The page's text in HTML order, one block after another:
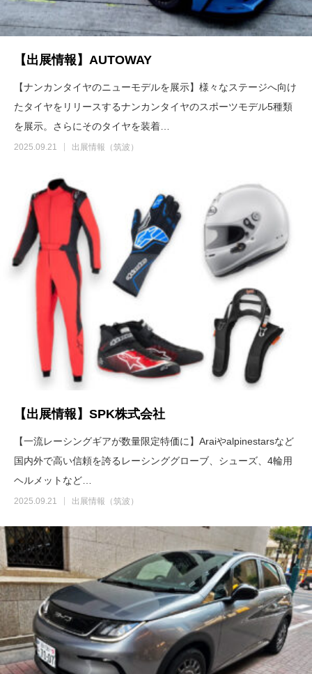
【出展情報】AUTOWAY
【ナンカンタイヤのニューモデルを展示】様々なステージへ向け
たタイヤをリリースするナンカンタイヤのスポーツモデル5種類
を展示。さらにそのタイヤを装着…
2025.09.21 出展情報（筑波）
【出展情報】SPK株式会社
【一流レーシングギアが数量限定特価に】Araiやalpinestarsなど
国内外で高い信頼を誇るレーシンググローブ、シューズ、4輪用
ヘルメットなど…
2025.09.21 出展情報（筑波）